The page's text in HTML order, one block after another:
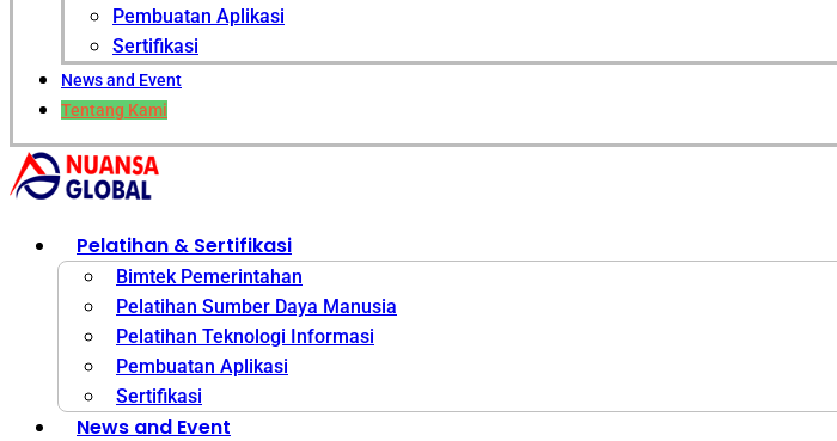
Pembuatan Aplikasi
Sertifikasi
News and Event
Tentang Kami
Pelatihan & Sertifikasi
Bimtek Pemerintahan
Pelatihan Sumber Daya Manusia
Pelatihan Teknologi Informasi
Pembuatan Aplikasi
Sertifikasi
News and Event